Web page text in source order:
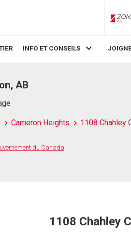
INFO ET CONSEILS
AB
Cameron Heights 1108 Chahley
du Canada
1108 Chahley